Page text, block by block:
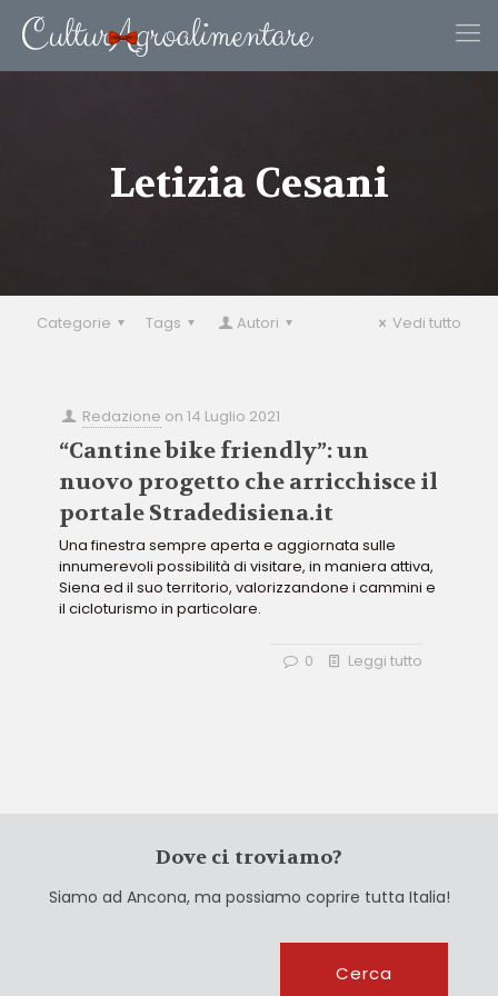
Letizia Cesani
Categorie Tags Autori Vedi tutto
Redazione on14 Luglio 2021
“Cantine bike friendly”: un
nuovo progetto che arricchisce il
portale Stradedisiena.it
Una finestra sempre aperta e aggiornata sulle
innumerevoli possibilità di visitare, in maniera attiva,
Siena ed il suo territorio, valorizzandone i cammini e
il cicloturismo in particolare.
0 Leggi tutto
Dove ci troviamo?
Siamo ad Ancona, ma possiamo coprire tutta Italia!
Cerca